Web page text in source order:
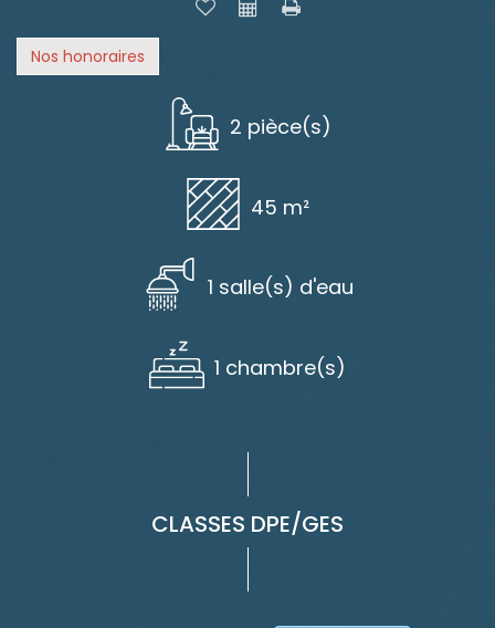
Nos honoraires
2 pièce(s)
45 m²
1 salle(s) d'eau
1 chambre(s)
CLASSES DPE/GES